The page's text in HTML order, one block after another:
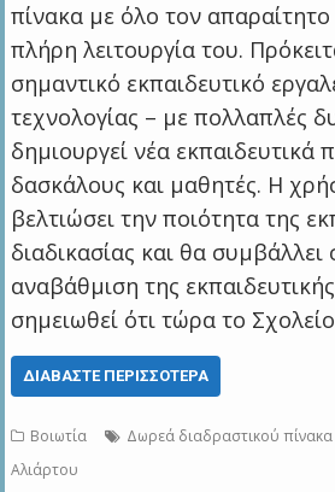
πίνακα με όλο τον
πλήρη λειτουργία του.
σημαντικό εκπαιδευτικό
τεχνολογίας – με πολλαπλές
δημιουργεί νέα εκπαιδευτικά
δασκάλους και μαθητές. Η
βελτιώσει την ποιότητα της
διαδικασίας και θα συμβάλλει
αναβάθμιση της
σημειωθεί ότι τώρα το
ΔΙΑΒΆΣΤΕ ΠΕΡΙΣΣΌΤΕΡΑ
Βοιωτία
Δωρεά διαδραστικού
Αλιάρτου